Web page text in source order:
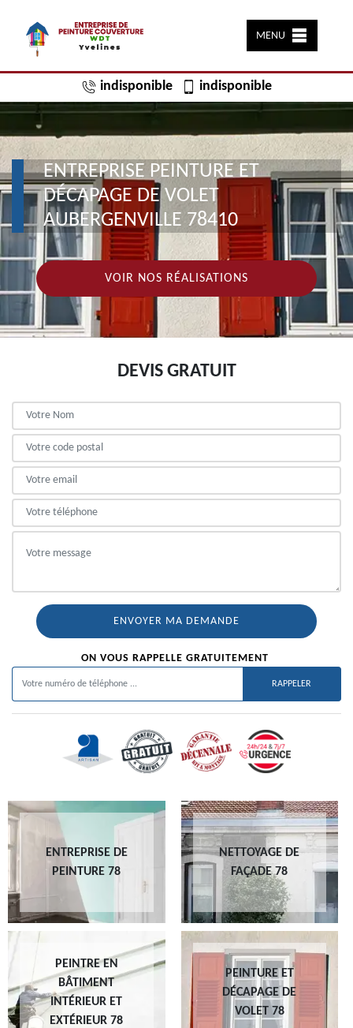
MENU
indisponible indisponible
ENTREPRISE PEINTURE ET
DÉCAPAGE DE VOLET
AUBERGENVILLE 78410
VOIR NOS RÉALISATIONS
DEVIS GRATUIT
ON VOUS RAPPELLE GRATUITEMENT
ENTREPRISE DE
PEINTURE 78
NETTOYAGE DE
FAÇADE 78
PEINTRE EN
BÂTIMENT
INTÉRIEUR ET
EXTÉRIEUR 78
PEINTURE ET
DÉCAPAGE DE
VOLET 78